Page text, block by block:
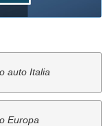
auto Italia
Europa